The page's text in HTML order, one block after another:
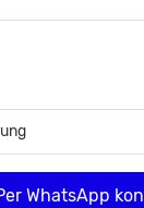
WhatsApp